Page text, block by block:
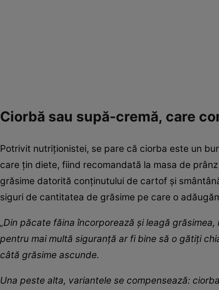
Ciorbă sau supă-cremă, care
Potrivit nutriționistei, se pare că ciorba este un
care țin diete, fiind recomandată la masa de
grăsime datorită conținutului de cartof și
siguri de cantitatea de grăsime pe care o
„Din păcate făina încorporează și leagă
pentru mai multă siguranță ar fi bine să o gătiți
câtă grăsime ascunde.
Una peste alta, variantele se compensează: